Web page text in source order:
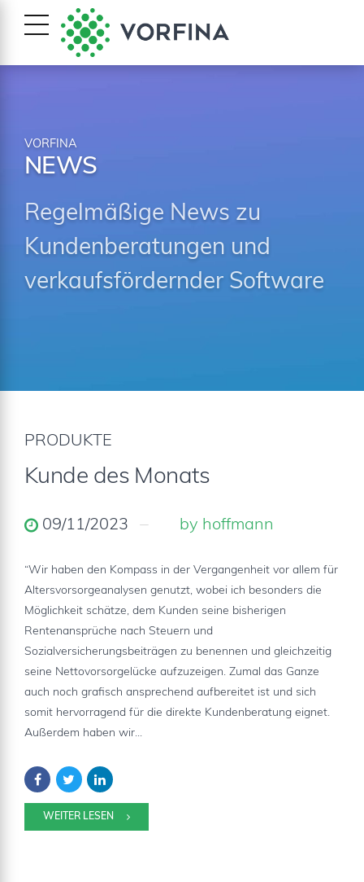
VORFINA
NEWS
Regelmäßige News zu
Kundenberatungen und
verkaufsfördernder Software
PRODUKTE
Kunde des Monats
09/11/2023 by hoffmann
“Wir haben den Kompass in der Vergangenheit vor allem für
Altersvorsorgeanalysen genutzt, wobei ich besonders die
Möglichkeit schätze, dem Kunden seine bisherigen
Rentenansprüche nach Steuern und
Sozialversicherungsbeiträgen zu benennen und gleichzeitig
seine Nettovorsorgelücke aufzuzeigen. Zumal das Ganze
auch noch grafisch ansprechend aufbereitet ist und sich
somit hervorragend für die direkte Kundenberatung eignet.
Außerdem haben wir...
WEITER LESEN